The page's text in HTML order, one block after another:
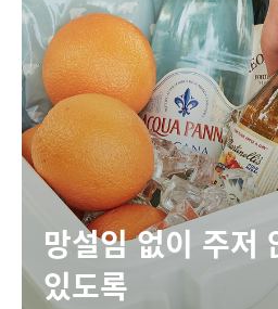
망설임 없이 주저
있도록